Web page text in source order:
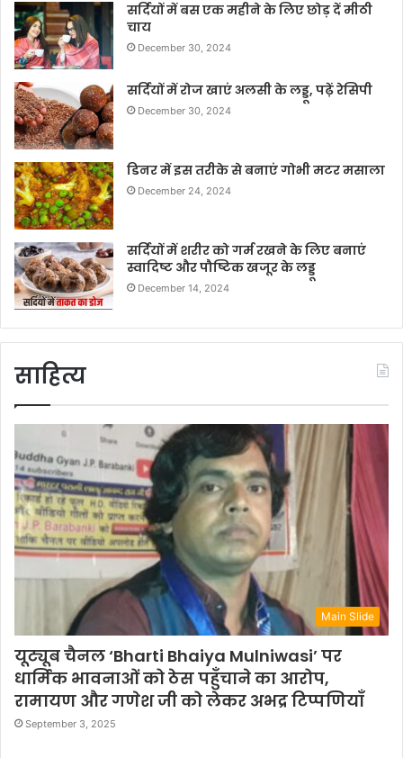
सर्दियों में बस एक महीने के लिए छोड़ दें मीठी
चाय
December 30, 2024
सर्दियों में रोज खाएं अलसी के लड्डू, पढ़ें रेसिपी
December 30, 2024
डिनर में इस तरीके से बनाएं गोभी मटर मसाला
December 24, 2024
सर्दियों में शरीर को गर्म रखने के लिए बनाएं
स्वादिष्ट और पौष्टिक खजूर के लड्डू
December 14, 2024
साहित्य
Main Slide
यूट्यूब चैनल ‘Bharti Bhaiya Mulniwasi’ पर
धार्मिक भावनाओं को ठेस पहुँचाने का आरोप,
रामायण और गणेश जी को लेकर अभद्र टिप्पणियाँ
September 3, 2025